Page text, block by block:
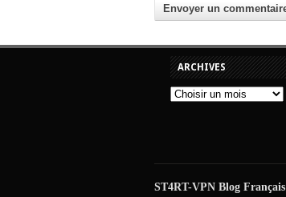
ARCHIVES
ST4RT-VPN Blog Français